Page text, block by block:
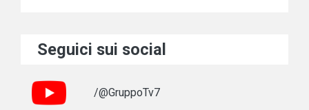
Seguici sui social
/@GruppoTv7